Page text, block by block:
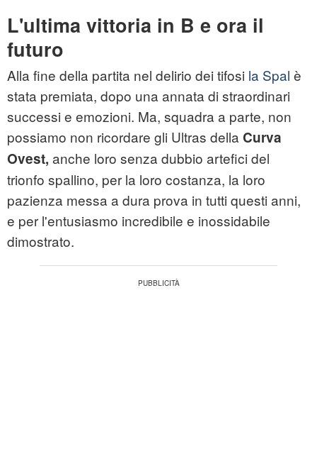
L'ultima vittoria in B e ora il
futuro
Alla fine della partita nel delirio dei tifosi la Spal è
stata premiata, dopo una annata di straordinari
successi e emozioni. Ma, squadra a parte, non
possiamo non ricordare gli Ultras della Curva
Ovest, anche loro senza dubbio artefici del
trionfo spallino, per la loro costanza, la loro
pazienza messa a dura prova in tutti questi anni,
e per l'entusiasmo incredibile e inossidabile
dimostrato.